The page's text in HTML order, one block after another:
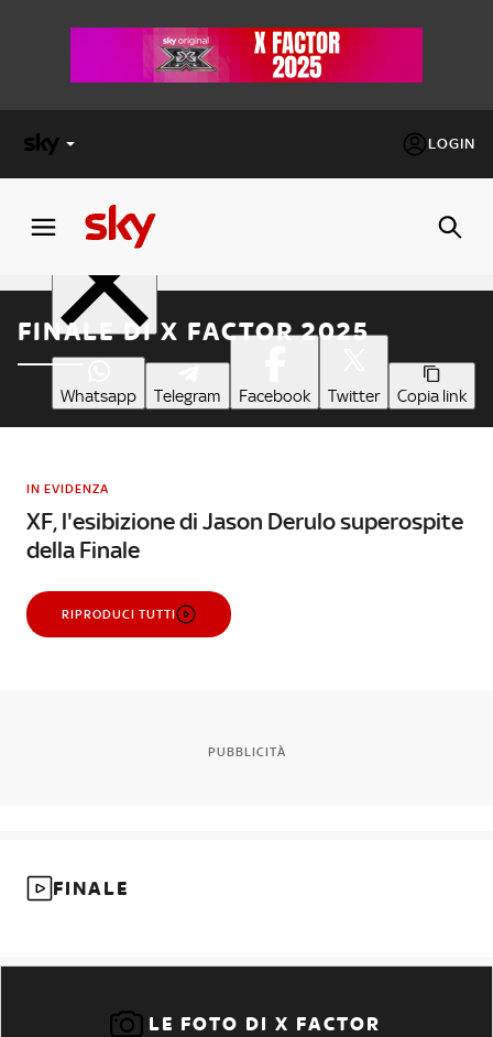
LOGIN
FACTOR
MASTERCHEF
EXPRESS
Cos’altro vedere:
NOW
FINALE DI X FACTOR 2025
Condividi
Whatsapp Telegram Facebook Twitter Copia link
IN EVIDENZA
XF, l'esibizione di Jason Derulo superospite
della Finale
RIPRODUCI TUTTI
PUBBLICITÀ
FINALE
LE FOTO DI X FACTOR